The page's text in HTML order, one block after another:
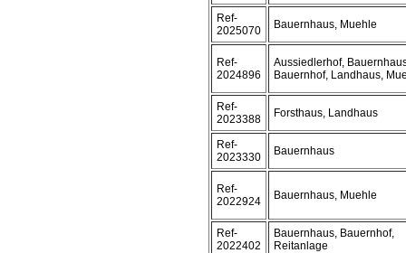
Ref-
2025070
Bauernhaus, Muehle
Ref-
2024896
Aussiedlerhof,
Bauernhof, Landhaus,
Ref-
2023388
Forsthaus, Landhaus
Ref-
2023330
Bauernhaus
Ref-
2022924
Bauernhaus, Muehle
Ref-
2022402
Bauernhaus, Bauernhof,
Reitanlage